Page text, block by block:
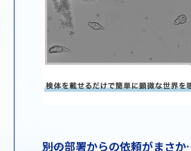
――別の部署からの依頼がまさ